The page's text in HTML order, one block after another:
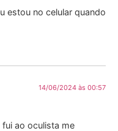
estou no celular quando
14/06/2024 às 00:57
ao oculista me